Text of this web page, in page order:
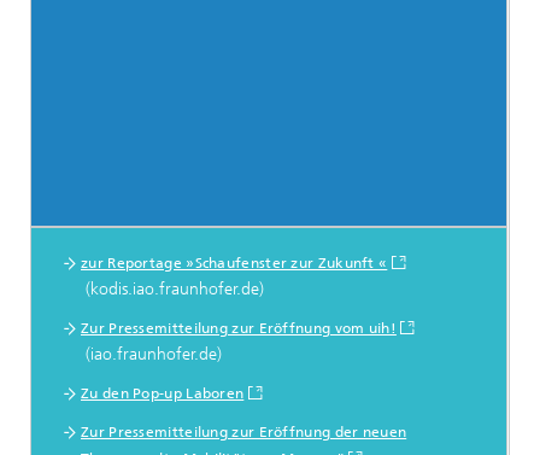
Links
zur Reportage »Schaufenster zur Zukunft «
(kodis.iao.fraunhofer.de)
Zur Pressemitteilung zur Eröffnung vom uih!
(iao.fraunhofer.de)
Zu den Pop-up Laboren
Zur Pressemitteilung zur Eröffnung der neuen